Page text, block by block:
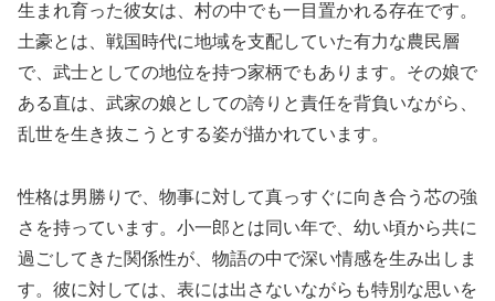
生まれ育った彼女は、村の中でも一目置かれる存在です。
土豪とは、戦国時代に地域を支配していた有力な農民層
で、武士としての地位を持つ家柄でもあります。その娘で
ある直は、武家の娘としての誇りと責任を背負いながら、
乱世を生き抜こうとする姿が描かれています。
性格は男勝りで、物事に対して真っすぐに向き合う芯の強
さを持っています。小一郎とは同い年で、幼い頃から共に
過ごしてきた関係性が、物語の中で深い情感を生み出しま
す。彼に対しては、表には出さないながらも特別な思いを